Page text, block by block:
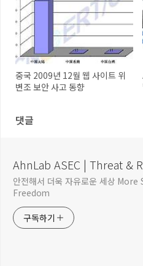
중국 2009년 12월 웹 사이트 위
변조 보안 사고 동향
댓글
AhnLab ASEC | Threat &
안전해서 더욱 자유로운 세상
Freedom
구독하기